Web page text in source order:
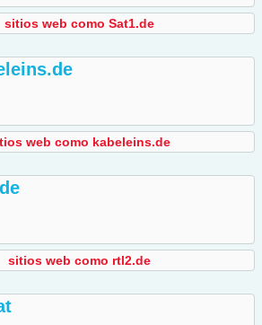
sitios web como Sat1.de
web como kabeleins.de
sitios web como rtl2.de